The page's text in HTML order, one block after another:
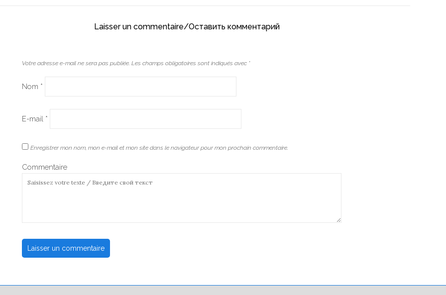
Laisser un commentaire/Оставить комментарий
Votre adresse e-mail ne sera pas publiée. Les champs obligatoires sont indiqués avec *
Nom *
E-mail *
Enregistrer mon nom, mon e-mail et mon site dans le navigateur pour mon prochain commentaire.
Commentaire